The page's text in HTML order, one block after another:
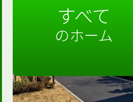
すべて
のホーム